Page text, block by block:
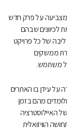
בחינת הטרנדים המובילים בעיצוב אתרים לשנת 2024 מצביעה על פרק חדש
לכיוונים שבהם
ליבה של כל פרויקט
ממשקים
כל משתמש.
על עידן בו האתרים
מהם בזמן
האיילוסטרציה
הוויזואלית